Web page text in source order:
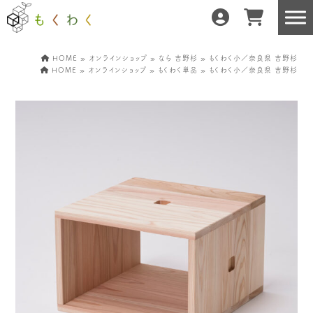
もくわくだけの特徴 地域の職人の手仕事で
産地・製造所紹介
お知らせ もくわくの使い方&選び方
HOME » オンラインショップ » なら 吉野杉 » もくわく小／奈良県 吉野杉
HOME » オンラインショップ » もくわく単品 » もくわく小／奈良県 吉野杉